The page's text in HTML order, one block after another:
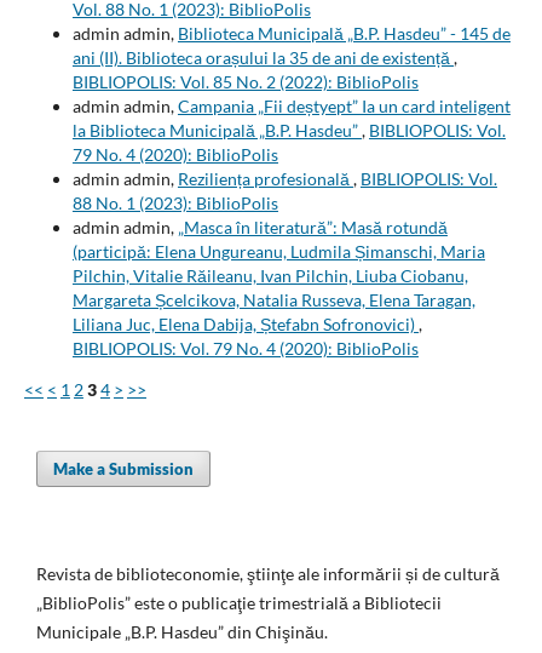
Vol. 88 No. 1 (2023): BiblioPolis
admin admin, Biblioteca Municipală „B.P. Hasdeu” - 145 de
ani (II). Biblioteca orașului la 35 de ani de existență ,
BIBLIOPOLIS: Vol. 85 No. 2 (2022): BiblioPolis
admin admin,Campania „Fii deștyept” Ia un card inteligent
la Biblioteca Municipală „B.P. Hasdeu”, BIBLIOPOLIS: Vol.
79 No. 4 (2020): BiblioPolis
admin admin, Reziliența profesională , BIBLIOPOLIS: Vol.
88 No. 1 (2023): BiblioPolis
admin admin, „Masca în literatură”: Masă rotundă
(participă: Elena Ungureanu, Ludmila Șimanschi, Maria
Pilchin, Vitalie Răileanu, Ivan Pilchin, Liuba Ciobanu,
Margareta Șcelcikova, Natalia Russeva, Elena Taragan,
Liliana Juc, Elena Dabija, Ștefabn Sofronovici),
BIBLIOPOLIS: Vol. 79 No. 4 (2020): BiblioPolis
<< < 1 234 > >>
Make a Submission
Revista de biblioteconomie, ştiinţe ale informării și de cultură
„BiblioPolis” este o publicaţie trimestrială a Bibliotecii
Municipale „B.P. Hasdeu” din Chişinău.